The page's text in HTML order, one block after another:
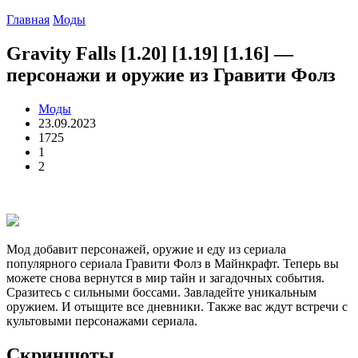
Главная Моды
Gravity Falls [1.20] [1.19] [1.16] —
персонажи и оружие из Гравити Фолз
Моды
23.09.2023
1725
1
2
Мод добавит персонажей, оружие и еду из сериала
популярного сериала Гравити Фолз в Майнкрафт. Теперь вы
можете снова вернутся в мир тайн и загадочных события.
Сразитесь с сильными боссами. Завладейте уникальным
оружием. И отыщите все дневники. Также вас ждут встречи с
культовыми персонажами сериала.